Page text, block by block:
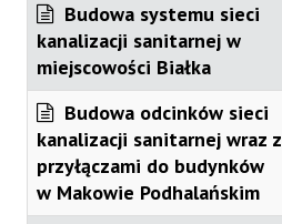
Budowa systemu sieci
kanalizacji sanitarnej w
miejscowości Białka
Budowa odcinków sieci
kanalizacji sanitarnej wraz z
przyłączami do budynków
w Makowie Podhalańskim